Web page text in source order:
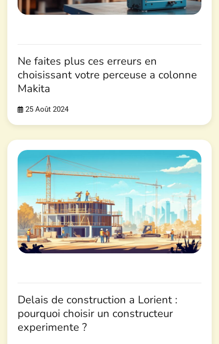
Ne faites plus ces erreurs en
choisissant votre perceuse a colonne
Makita
25 Août 2024
Delais de construction a Lorient :
pourquoi choisir un constructeur
experimente ?